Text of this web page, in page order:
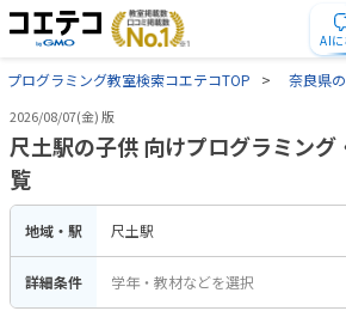
AI
プログラミング教室検索コエテコTOP 奈良県
2026/08/07(金) 版
尺土駅の子供 向けプログラミン
覧
地域・駅 尺土駅
詳細条件 学年・教材などを選択